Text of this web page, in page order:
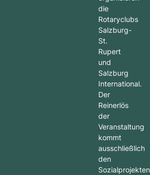
die
Rotaryclubs
Salzburg-
St.
Rupert
und
Salzburg
International.
Der
Reinerlös
der
Veranstaltung
kommt
ausschließlich
den
Sozialprojekten